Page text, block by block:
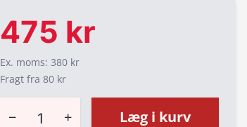
475 kr
Ex. moms: 380 kr
Fragt fra 80 kr
− + Læg i kurv